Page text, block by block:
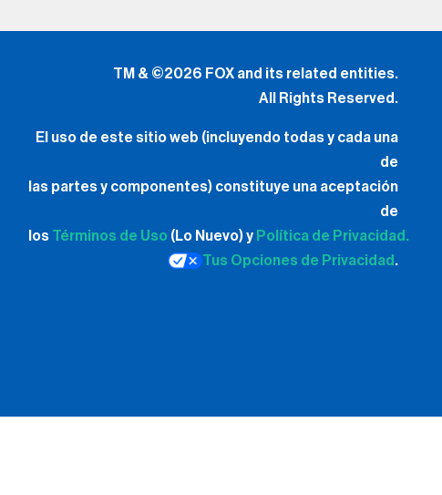
TM & ©2026 FOX and its related entities.
All Rights Reserved.
El uso de este sitio web (incluyendo todas y cada una
de
las partes y componentes) constituye una aceptación
de
los Términos de Uso (Lo Nuevo) y Política de Privacidad.
Tus Opciones de Privacidad .